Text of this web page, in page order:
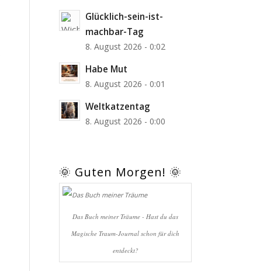
Glücklich-sein-ist-
machbar-Tag
8. August 2026 - 0:02
Habe Mut
8. August 2026 - 0:01
Weltkatzentag
8. August 2026 - 0:00
🌞 Guten Morgen! 🌞
Das Buch meiner Träume - Hast du das
Magische Traum-Journal schon für dich
entdeckt?